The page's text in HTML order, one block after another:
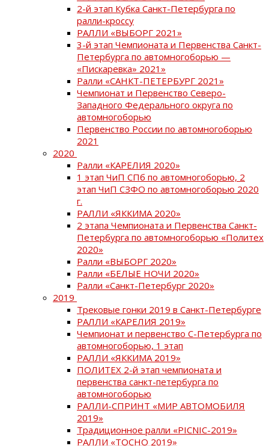
2-й этап Кубка Санкт-Петербурга по
ралли-кроссу
РАЛЛИ «ВЫБОРГ 2021»
3-й этап Чемпионата и Первенства Санкт-
Петербурга по автомногоборью —
«Пискаревка» 2021»
Ралли «САНКТ-ПЕТЕРБУРГ 2021»
Чемпионат и Первенство Северо-
Западного Федерального округа по
автомногоборью
Первенство России по автомногоборью
2021
2020
Ралли «КАРЕЛИЯ 2020»
1 этап ЧиП СПб по автомногоборью, 2
этап ЧиП СЗФО по автомногоборью 2020
г.
РАЛЛИ «ЯККИМА 2020»
2 этапа Чемпионата и Первенства Санкт-
Петербурга по автомногоборью «Политех
2020»
Ралли «ВЫБОРГ 2020»
Ралли «БЕЛЫЕ НОЧИ 2020»
Ралли «Санкт-Петербург 2020»
2019
Трековые гонки 2019 в Санкт-Петербурге
РАЛЛИ «КАРЕЛИЯ 2019»
Чемпионат и первенство С-Петербурга по
автомногоборью, 1 этап
РАЛЛИ «ЯККИМА 2019»
ПОЛИТЕХ 2-й этап чемпионата и
первенства санкт-петербурга по
автомногоборью
РАЛЛИ-СПРИНТ «МИР АВТОМОБИЛЯ
2019»
Традиционное ралли «PICNIC-2019»
РАЛЛИ «ТОСНО 2019»